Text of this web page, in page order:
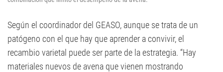
Según el coordinador del GEASO, aunque se trata de un
patógeno con el que hay que aprender a convivir, el
recambio varietal puede ser parte de la estrategia. “Hay
materiales nuevos de avena que vienen mostrando